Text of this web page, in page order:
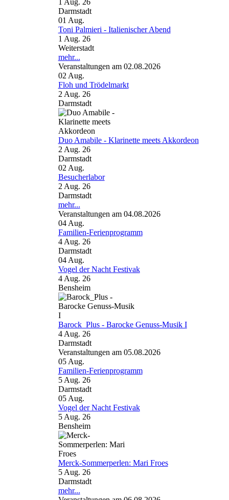
1 Aug. 26
Darmstadt
01 Aug.
Toni Palmieri - Italienischer Abend
1 Aug. 26
Weiterstadt
mehr...
Veranstaltungen am 02.08.2026
02 Aug.
Floh und Trödelmarkt
2 Aug. 26
Darmstadt
Duo Amabile - Klarinette meets Akkordeon
2 Aug. 26
Darmstadt
02 Aug.
Besucherlabor
2 Aug. 26
Darmstadt
mehr...
Veranstaltungen am 04.08.2026
04 Aug.
Familien-Ferienprogramm
4 Aug. 26
Darmstadt
04 Aug.
Vogel der Nacht Festivak
4 Aug. 26
Bensheim
Barock_Plus - Barocke Genuss-Musik I
4 Aug. 26
Darmstadt
Veranstaltungen am 05.08.2026
05 Aug.
Familien-Ferienprogramm
5 Aug. 26
Darmstadt
05 Aug.
Vogel der Nacht Festivak
5 Aug. 26
Bensheim
Merck-Sommerperlen: Mari Froes
5 Aug. 26
Darmstadt
mehr...